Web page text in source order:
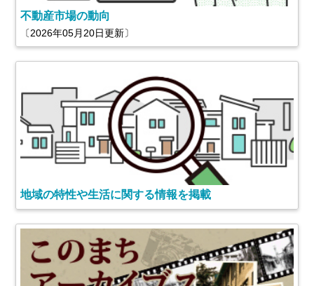
不動産市場の動向
〔2026年05月20日更新〕
地域の特性や生活に関する情報を掲載